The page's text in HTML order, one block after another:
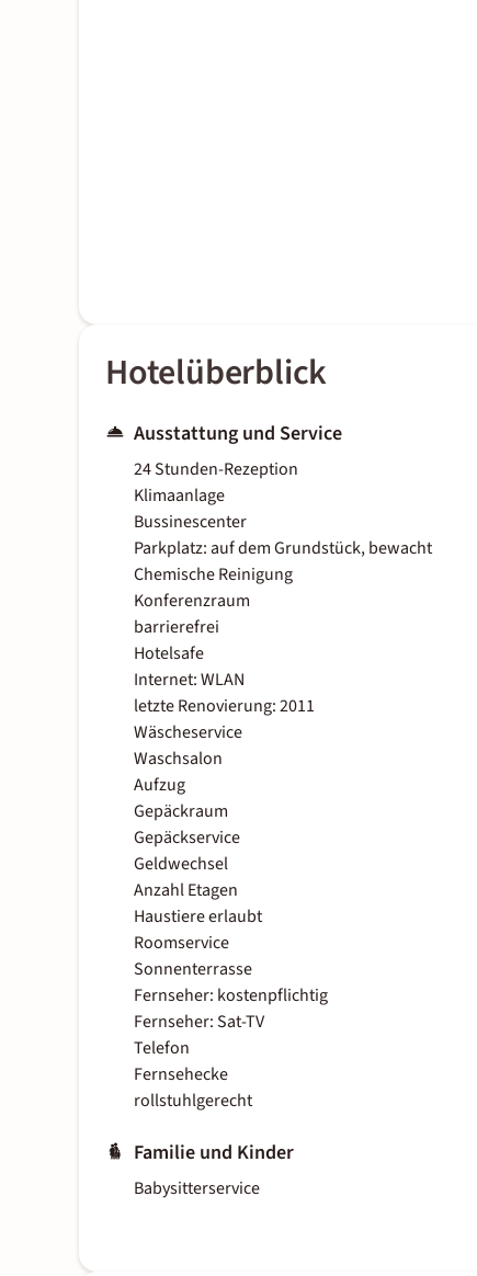
Hotelüberblick
Ausstattung und Service
24 Stunden-Rezeption
Klimaanlage
Bussinescenter
Parkplatz: auf dem Grundstück, bewacht
Chemische Reinigung
Konferenzraum
barrierefrei
Hotelsafe
Internet: WLAN
letzte Renovierung: 2011
Wäscheservice
Waschsalon
Aufzug
Gepäckraum
Gepäckservice
Geldwechsel
Anzahl Etagen
Haustiere erlaubt
Roomservice
Sonnenterrasse
Fernseher: kostenpflichtig
Fernseher: Sat-TV
Telefon
Fernsehecke
rollstuhlgerecht
Familie und Kinder
Babysitterservice